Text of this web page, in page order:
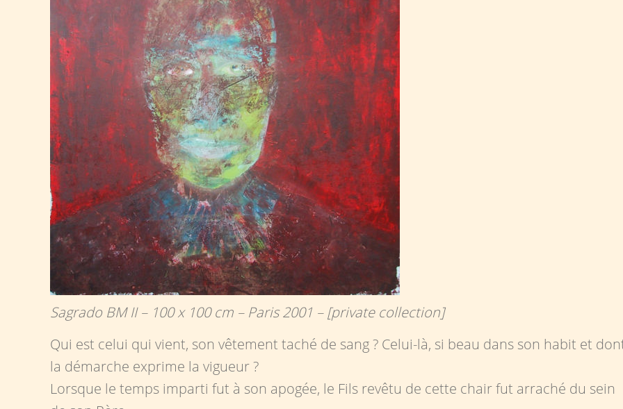
Sagrado BM II – 100 x 100 cm – Paris 2001 – [private collection]
Qui est celui qui vient, son vêtement taché de sang ? Celui-là, si beau dans son habit et
la démarche exprime la vigueur ?
Lorsque le temps imparti fut à son apogée, le Fils revêtu de cette chair fut arraché du sein